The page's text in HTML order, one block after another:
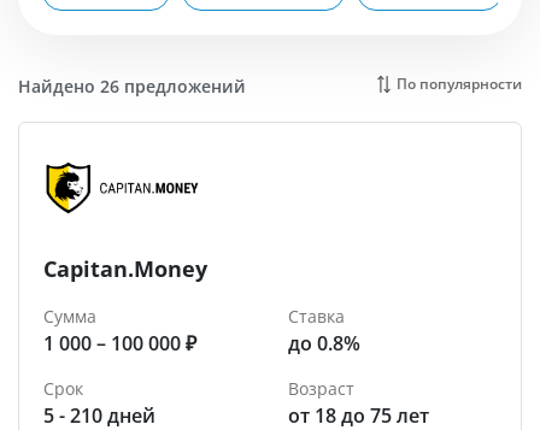
Найдено 26 предложений По популярности
Capitan.Money
Сумма
1 000 – 100 000 ₽
Ставка
до 0.8%
Срок
5 - 210 дней
Возраст
от 18 до 75 лет